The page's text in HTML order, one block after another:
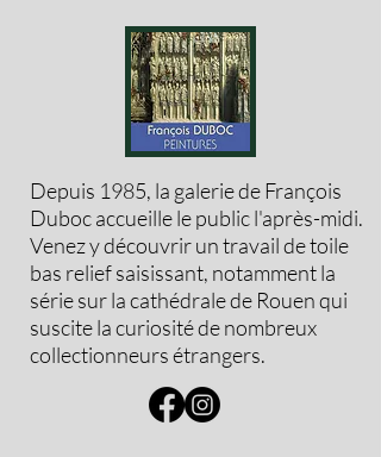
Depuis 1985, la galerie de François
Duboc accueille le public l'après-midi.
Venez y découvrir un travail de toile
bas relief saisissant, notamment la
série sur la cathédrale de Rouen qui
suscite la curiosité de nombreux
collectionneurs étrangers.